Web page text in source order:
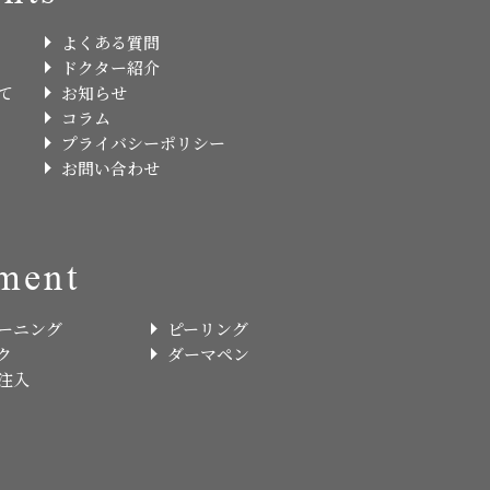
よくある質問
ドクター紹介
お知らせ
コラム
プライバシーポリシー
お問い合わせ
ニング
入
ピーリング
ダーマペン